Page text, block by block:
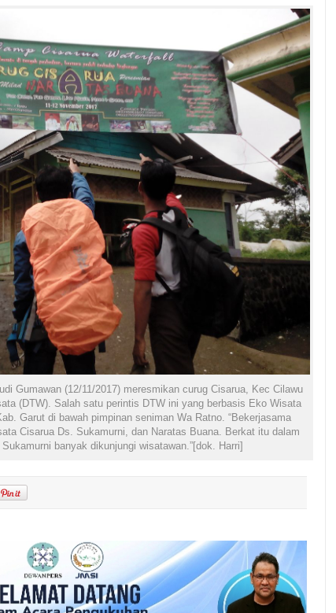
Gumawan (12/11/2017) meresmikan curug Cisarua, Kec Cilawu
(DTW). Salah satu perintis DTW ini yang berbasis Eko Wisata
Garut di bawah pimpinan seniman Wa Ratno. “Bekerjasama
Cisarua Ds. Sukamurni, dan Naratas Buana. Berkat itu dalam
banyak dikunjungi wisatawan.”[dok. Harri]